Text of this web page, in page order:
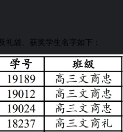
袋。获奖学生名字如下：